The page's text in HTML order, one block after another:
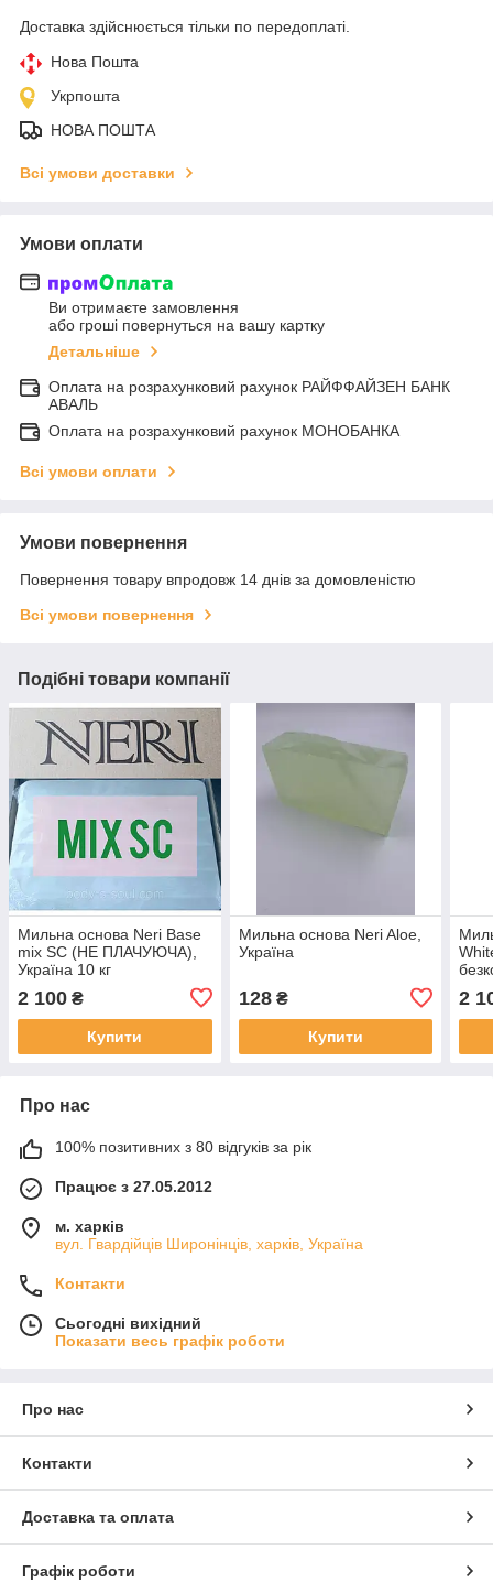
Доставка здійснюється тільки по передоплаті.
Нова Пошта
Укрпошта
НОВА ПОШТА
Всі умови доставки
Умови оплати
Ви отримаєте замовлення
або гроші повернуться на вашу картку
Детальніше
Оплата на розрахунковий рахунок РАЙФФАЙЗЕН БАНК
АВАЛЬ
Оплата на розрахунковий рахунок МОНОБАНКА
Всі умови оплати
Умови повернення
Повернення товару впродовж 14 днів за домовленістю
Всі умови повернення
Подібні товари компанії
Мильна основа Neri Base
mix SC (НЕ ПЛАЧУЮЧА),
Україна 10 кг
2 100 ₴
Купити
Мильна основа Neri Aloe,
Україна
128₴
Купити
2
Про нас
100% позитивних з 80 відгуків за рік
Працює з 27.05.2012
м. харків
вул. Гвардійців Широнінців, харків, Україна
Контакти
Сьогодні вихідний
Показати весь графік роботи
Про нас
Контакти
Доставка та оплата
Графік роботи